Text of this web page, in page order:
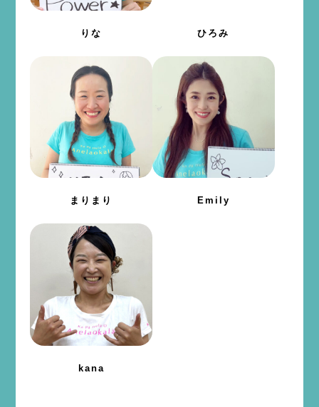
りな ひろみ
まりまり Emily
kana